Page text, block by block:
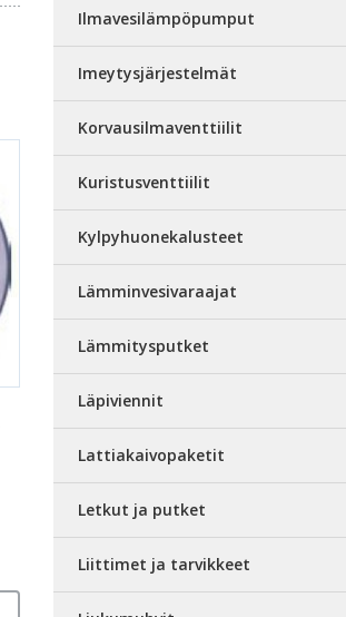
Ilmavesilämpöpumput
Imeytysjärjestelmät
Korvausilmaventtiilit
Kuristusventtiilit
Kylpyhuonekalusteet
Lämminvesivaraajat
Lämmitysputket
Läpiviennit
Lattiakaivopaketit
Letkut ja putket
Liittimet ja tarvikkeet